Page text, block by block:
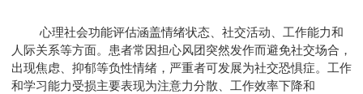
心理社会功能评估涵盖情绪状态、社交活动、工作能力和
人际关系等方面。患者常因担心风团突然发作而避免社交场合，
出现焦虑、抑郁等负性情绪，严重者可发展为社交恐惧症。工作
和学习能力受损主要表现为注意力分散、工作效率下降和